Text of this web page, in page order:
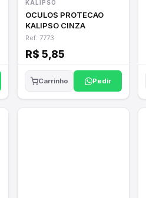
KALIPSO
OCULOS PROTECAO
KALIPSO CINZA
Ref: 7773
R$ 5,85
Carrinho Pedir